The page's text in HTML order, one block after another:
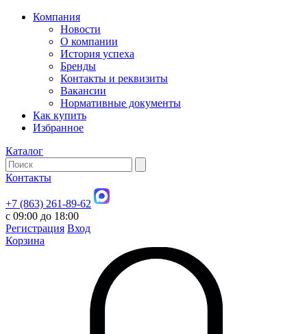
Компания
Новости
О компании
История успеха
Бренды
Контакты и реквизиты
Вакансии
Нормативные документы
Как купить
Избранное
Каталог
Контакты
+7 (863) 261-89-62
с 09:00 до 18:00
Регистрация Вход
Корзина